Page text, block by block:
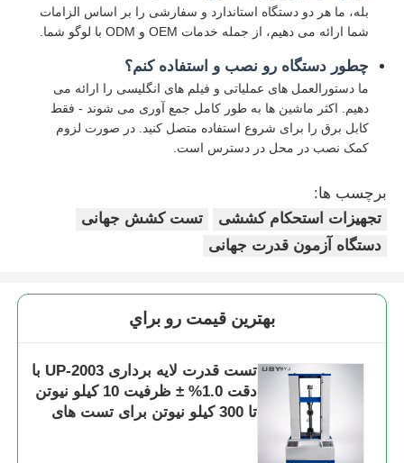
بله، ما هر دو دستگاه استاندارد و سفارشی را بر اساس الزامات
شما ارائه می دهیم، از جمله خدمات OEM و ODM با لوگو شما.
چطور دستگاه رو نصب و استفاده کنم؟
ما دستورالعمل های عملیاتی و فیلم های انگلیسی را ارائه می
دهیم. اکثر ماشین ها به طور کامل جمع آوری می شوند - فقط
کابل برق را برای شروع استفاده متصل کنید. در صورت لزوم
کمک نصب در محل در دسترس است.
برچسب ها:
تجهیزات استحکام کششی
تست کشش جهانی
دستگاه آزمون قدرت جهانی
بهترين قيمت رو براي
تست قدرت لایه برداری UP-2003 با
دقت 1.0% ± ظرفیت 10 کیلو نیوتن
تا 300 کیلو نیوتن برای تست های